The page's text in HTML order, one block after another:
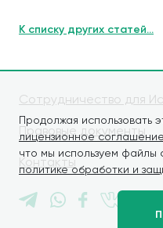
Продолжая использовать
лицензионное соглашение
что мы используем
политике обработки и
К списку других статей...
Сотрудничество для
Правовые документы
Контакты